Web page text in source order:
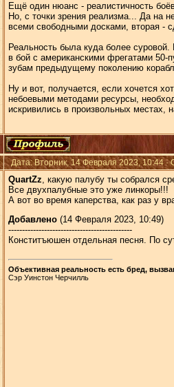
Ещё один нюанс - реалистичность
Но, с точки зрения реализма... Да на
всеми свободными досками, вторая -
Реальность была куда более
в бой с американскими фрегатами 50-
зубам предыдущему поколению
Ну и вот, получается, если хочется
небоевыми методами ресурсы,
искривились в произвольных местах,
Дата: Вторник, 14 Февраля 2023, 10:44
QuartZz, какую палубу ты собрался
Все двухпалубные это уже линкоры!!!
А вот во время каперства, как раз у
Добавлено (14 Февраля 2023, 10:49)
---------------------------------------------
Конститъюшен отдельная песня. По
Объективная реальность есть бред,
Сэр Уинстон Черчилль